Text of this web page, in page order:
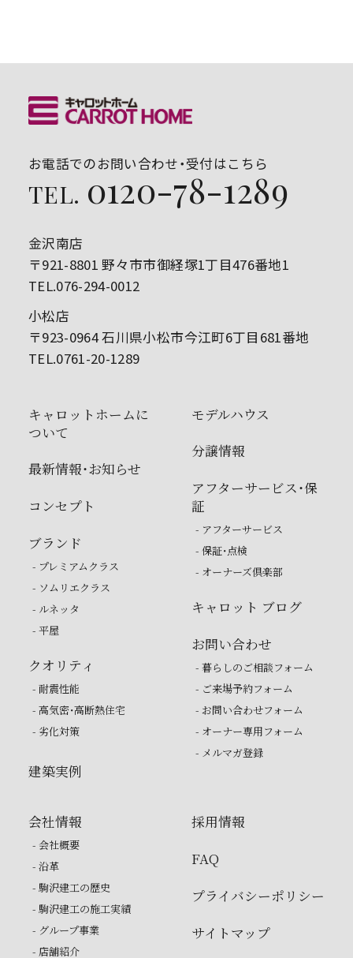
お電話でのお問い合わせ・受付はこちら
TEL. 0120-78-1289
金沢南店
〒921-8801 野々市市御経塚1丁目476番地1
TEL.076-294-0012
小松店
〒923-0964 石川県小松市今江町6丁目681番地
TEL.0761-20-1289
キャロットホームに
ついて
最新情報・お知らせ
コンセプト
ブランド
- プレミアムクラス
- ソムリエクラス
- ルネッタ
- 平屋
クオリティ
- 耐震性能
- 高気密・高断熱住宅
- 劣化対策
建築実例
モデルハウス
分譲情報
アフターサービス・保
証
- アフターサービス
- 保証・点検
- オーナーズ倶楽部
キャロット ブログ
お問い合わせ
- 暮らしのご相談フォーム
- ご来場予約フォーム
- お問い合わせフォーム
- オーナー専用フォーム
- メルマガ登録
会社情報
- 会社概要
- 沿革
- 駒沢建工の歴史
- 駒沢建工の施工実績
- グループ事業
- 店舗紹介
採用情報
FAQ
プライバシーポリシー
サイトマップ